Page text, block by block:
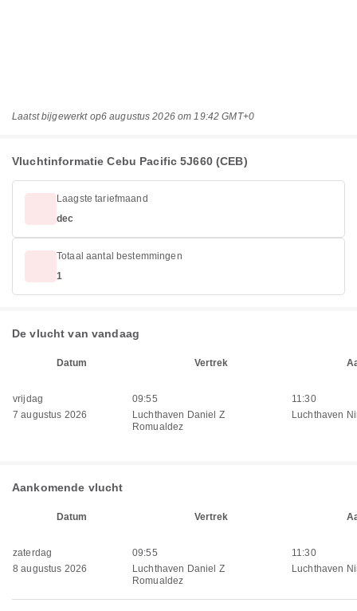
Laatst bijgewerkt op6 augustus 2026 om 19:42 GMT+0
Vluchtinformatie Cebu Pacific 5J660 (CEB)
Laagste tariefmaand
dec
Totaal aantal bestemmingen
1
De vlucht van vandaag
Datum Vertrek
vrijdag
7 augustus 2026
09:55
Luchthaven Daniel Z
Romualdez
11:30
Luchthaven
Aankomende vlucht
Datum Vertrek
zaterdag
8 augustus 2026
09:55
Luchthaven Daniel Z
Romualdez
11:30
Luchthaven